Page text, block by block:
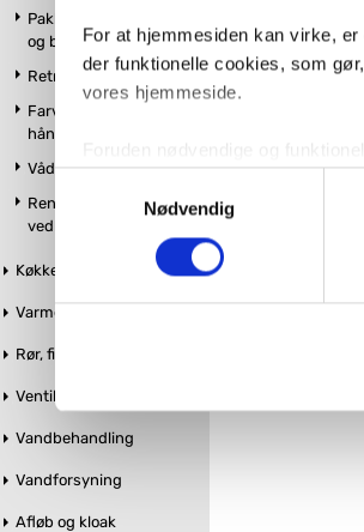
For at hjemmesiden kan virke,
der funktionelle cookies, som
vores hjemmeside.
Foruden nødvendige og
med henblik på
VVS-Shoppen.dk bruger både
Hvis du accepterer alle
imidlertid også mulighed for at
ændre i dit samtykke, hvis du
Nødvendig
Pakker m. vandhane
og brus
Retro badeværelse
Farvet toilet &
håndvask
Vådrumslamper
Rengøring og
vedligeholdelse
Køkken
Varme og styring
Rør, fittings og tilbehør
Ventiler og stophaner
Vandbehandling
Vandforsyning
Afløb og kloak